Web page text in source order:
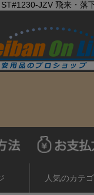
JZV 飛来・落
人気のカテ